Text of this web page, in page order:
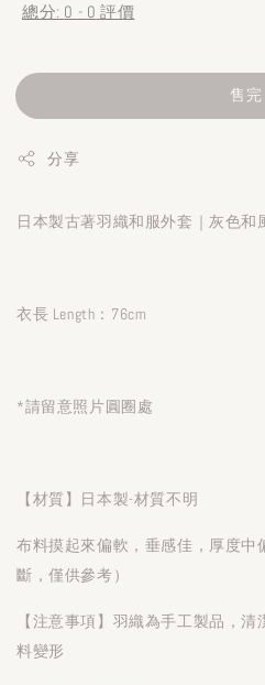
總分: 0 - 0 評價
售完
分享
日本製古著羽織和服外套｜灰色和
衣長 Length：76cm
*請留意照片圓圈處
【材質】日本製-材質不明
布料摸起來偏軟，垂感佳，厚度中
斷，僅供參考）
【注意事項】羽織為手工製品，
料變形